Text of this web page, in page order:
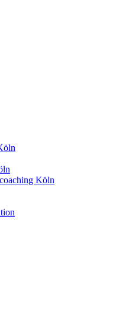
Köln